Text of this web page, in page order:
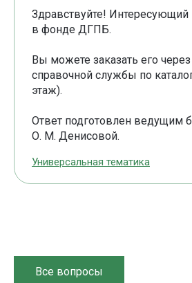
Здравствуйте! Интересующий
в фонде ДГПБ.
Вы можете заказать его через
справочной службы по
этаж).
Ответ подготовлен ведущим
О. М. Денисовой.
Универсальная тематика
Все вопросы